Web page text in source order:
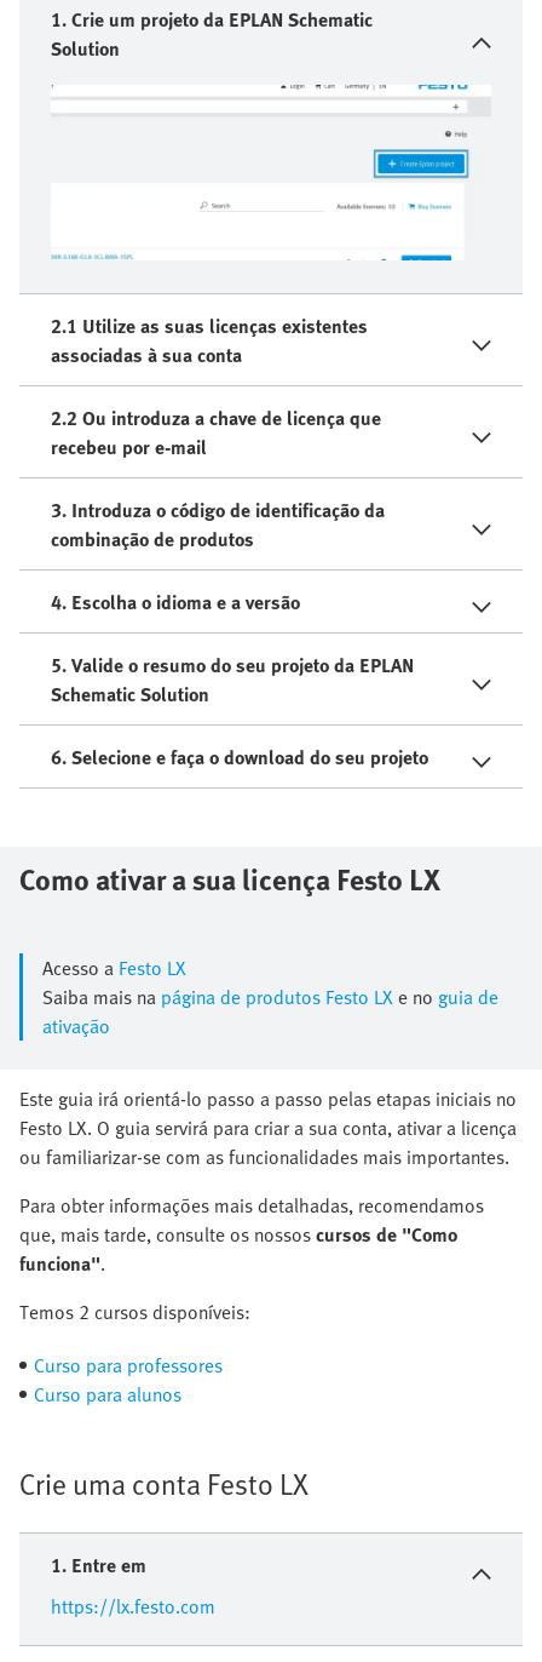
1. Crie um projeto da EPLAN Schematic
Solution
2.1 Utilize as suas licenças existentes
associadas à sua conta
2.2 Ou introduza a chave de licença que
recebeu por e-mail
3. Introduza o código de identificação da
combinação de produtos
4. Escolha o idioma e a versão
5. Valide o resumo do seu projeto da EPLAN
Schematic Solution
6. Selecione e faça o download do seu projeto
Como ativar a sua ​licença Festo LX
Acesso a Festo LX
Saiba mais na página de produtos Festo LXe no guia de
ativação
​Este guia irá orientá-lo passo a passo pelas etapas iniciais no
Festo LX.​ O guia servirá para criar a sua conta, ativar a licença
ou familiarizar-se com as funcionalidades mais importantes.​
​Para obter informações mais detalhadas, recomendamos
que, mais tarde, consulte os nossos ​cursos de "Como
funciona".
Temos 2 cursos disponíveis:
Curso para professores
Curso para alunos
Crie uma conta Festo LX
1. Entre em
https://lx.festo.com